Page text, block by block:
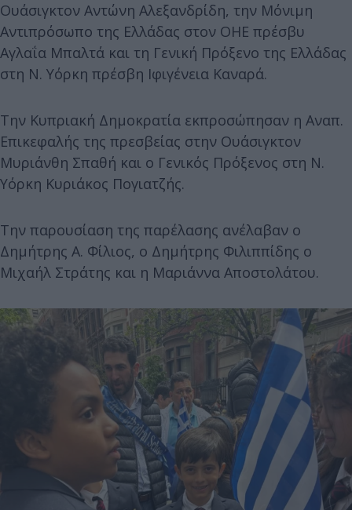
Ουάσιγκτον Αντώνη Αλεξανδρίδη, την Μόνιμη
Αντιπρόσωπο της Ελλάδας στον ΟΗΕ πρέσβυ
Αγλαΐα Μπαλτά και τη Γενική Πρόξενο της Ελλάδας
στη Ν. Υόρκη πρέσβη Ιφιγένεια Καναρά.
Την Κυπριακή Δημοκρατία εκπροσώπησαν η Αναπ.
Επικεφαλής της πρεσβείας στην Ουάσιγκτον
Μυριάνθη Σπαθή και ο Γενικός Πρόξενος στη Ν.
Υόρκη Κυριάκος Πογιατζής.
Την παρουσίαση της παρέλασης ανέλαβαν ο
Δημήτρης Α. Φίλιος, ο Δημήτρης Φιλιππίδης ο
Μιχαήλ Στράτης και η Μαριάννα Αποστολάτου.